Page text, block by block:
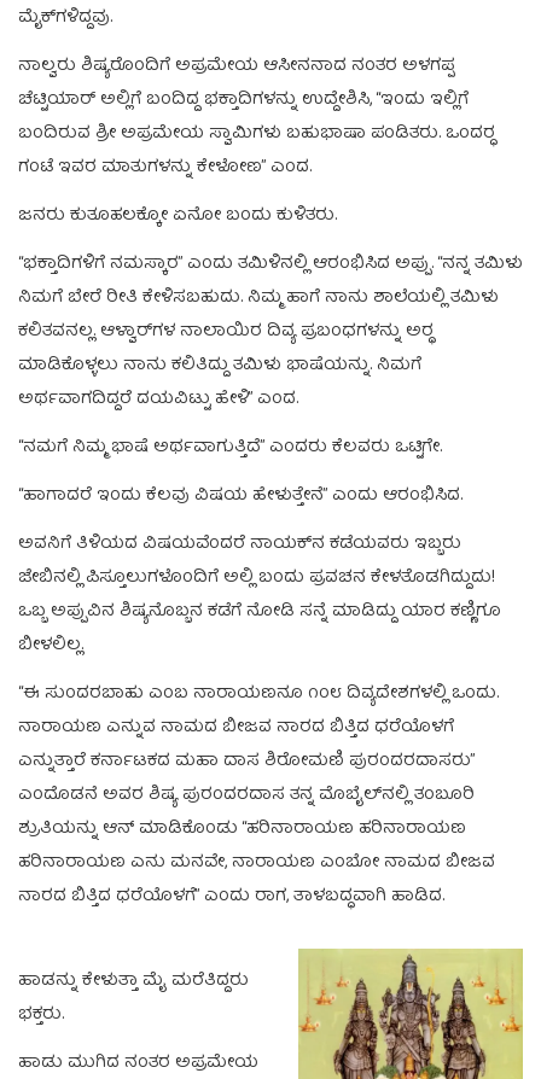
ಮೈಕ್‌ಗಳಿದ್ದವು.
ನಾಲ್ವರು ಶಿಷ್ಯರೊಂದಿಗೆ ಅಪ್ರಮೇಯ ಆಸೀನನಾದ ನಂತರ ಅಳಗಪ್ಪ
ಚೆಟ್ಟಿಯಾರ್‌ ಅಲ್ಲಿಗೆ ಬಂದಿದ್ದ ಭಕ್ತಾದಿಗಳನ್ನು ಉದ್ದೇಶಿಸಿ, “ಇಂದು ಇಲ್ಲಿಗೆ
ಬಂದಿರುವ ಶ್ರೀ ಅಪ್ರಮೇಯ ಸ್ವಾಮಿಗಳು ಬಹುಭಾಷಾ ಪಂಡಿತರು. ಒಂದರ‍್ಧ
ಗಂಟೆ ಇವರ ಮಾತುಗಳನ್ನು ಕೇಳೋಣ” ಎಂದ.
ಜನರು ಕುತೂಹಲಕ್ಕೋ ಏನೋ ಬಂದು ಕುಳಿತರು.
“ಭಕ್ತಾದಿಗಳಿಗೆ ನಮಸ್ಕಾರ” ಎಂದು ತಮಿಳಿನಲ್ಲಿ ಆರಂಭಿಸಿದ ಅಪ್ಪು. “ನನ್ನ ತಮಿಳು
ನಿಮಗೆ ಬೇರೆ ರೀತಿ ಕೇಳಿಸಬಹುದು. ನಿಮ್ಮ ಹಾಗೆ ನಾನು ಶಾಲೆಯಲ್ಲಿ ತಮಿಳು
ಕಲಿತವನಲ್ಲ. ಆಳ್ವಾರ್‌ಗಳ ನಾಲಾಯಿರ ದಿವ್ಯ ಪ್ರಬಂಧಗಳನ್ನು ಅರ‍್ಥ
ಮಾಡಿಕೊಳ್ಳಲು ನಾನು ಕಲಿತಿದ್ದು ತಮಿಳು ಭಾಷೆಯನ್ನು. ನಿಮಗೆ
ಅರ್ಥವಾಗದಿದ್ದರೆ ದಯವಿಟ್ಟು ಹೇಳಿ” ಎಂದ.
“ನಮಗೆ ನಿಮ್ಮ ಭಾಷೆ ಅರ್ಥವಾಗುತ್ತಿದೆ” ಎಂದರು ಕೆಲವರು ಒಟ್ಟಿಗೇ.
“ಹಾಗಾದರೆ ಇಂದು ಕೆಲವು ವಿಷಯ ಹೇಳುತ್ತೇನೆ” ಎಂದು ಆರಂಭಿಸಿದ.
ಅವನಿಗೆ ತಿಳಿಯದ ವಿಷಯವೆಂದರೆ ನಾಯಕ್‌ನ ಕಡೆಯವರು ಇಬ್ಬರು
ಜೇಬಿನಲ್ಲಿ ಪಿಸ್ತೂಲುಗಳೊಂದಿಗೆ ಅಲ್ಲಿ ಬಂದು ಪ್ರವಚನ ಕೇಳತೊಡಗಿದ್ದುದು!
ಒಬ್ಬ ಅಪ್ಪುವಿನ ಶಿಷ್ಯನೊಬ್ಬನ ಕಡೆಗೆ ನೋಡಿ ಸನ್ನೆ ಮಾಡಿದ್ದು ಯಾರ ಕಣ್ಣಿಗೂ
ಬೀಳಲಿಲ್ಲ.
“ಈ ಸುಂದರಬಾಹು ಎಂಬ ನಾರಾಯಣನೂ ೧೦೮ ದಿವ್ಯದೇಶಗಳಲ್ಲಿ ಒಂದು.
ನಾರಾಯಣ ಎನ್ನುವ ನಾಮದ ಬೀಜವ ನಾರದ ಬಿತ್ತಿದ ಧರೆಯೊಳಗೆ
ಎನ್ನುತ್ತಾರೆ ಕರ್ನಾಟಕದ ಮಹಾ ದಾಸ ಶಿರೋಮಣಿ ಪುರಂದರದಾಸರು”
ಎಂದೊಡನೆ ಅವರ ಶಿಷ್ಯ ಪುರಂದರದಾಸ ತನ್ನ ಮೊಬೈಲ್‌ನಲ್ಲಿ ತಂಬೂರಿ
ಶ್ರುತಿಯನ್ನು ಆನ್‌ ಮಾಡಿಕೊಂಡು “ಹರಿನಾರಾಯಣ ಹರಿನಾರಾಯಣ
ಹರಿನಾರಾಯಣ ಎನು ಮನವೇ, ನಾರಾಯಣ ಎಂಬೋ ನಾಮದ ಬೀಜವ
ನಾರದ ಬಿತ್ತಿದ ಧರೆಯೊಳಗೆ” ಎಂದು ರಾಗ, ತಾಳಬದ್ಧವಾಗಿ ಹಾಡಿದ.
ಹಾಡನ್ನು ಕೇಳುತ್ತಾ ಮೈ ಮರೆತಿದ್ದರು
ಭಕ್ತರು.
ಹಾಡು ಮುಗಿದ ನಂತರ ಅಪ್ರಮೇಯ